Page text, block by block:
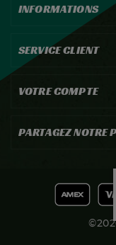
INFORMATIONS
SERVICE CLIENT
VOTRE COMPTE
PARTAGEZ NOTRE